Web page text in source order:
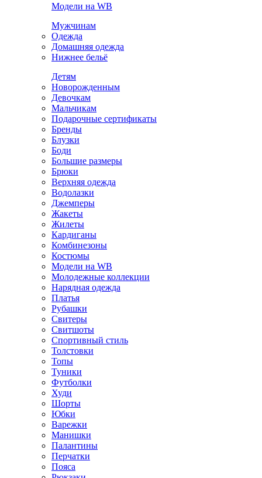
Модели на WB
Мужчинам
Одежда
Домашняя одежда
Нижнее бельё
Детям
Новорожденным
Девочкам
Мальчикам
Подарочные сертификаты
Бренды
Блузки
Боди
Большие размеры
Брюки
Верхняя одежда
Водолазки
Джемперы
Жакеты
Жилеты
Кардиганы
Комбинезоны
Костюмы
Модели на WB
Молодежные коллекции
Нарядная одежда
Платья
Рубашки
Свитеры
Свитшоты
Спортивный стиль
Толстовки
Топы
Туники
Футболки
Худи
Шорты
Юбки
Варежки
Манишки
Палантины
Перчатки
Пояса